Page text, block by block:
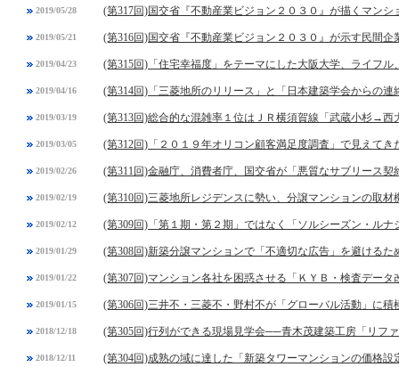
2019/05/28 (第317回)国交省『不動産業ビジョン２０３０』が描くマン
2019/05/21 (第316回)国交省『不動産業ビジョン２０３０』が示す民間企
2019/04/23 (第315回)「住宅幸福度」をテーマにした大阪大学、ライフル
2019/04/16 (第314回)「三菱地所のリリース」と「日本建築学会からの
2019/03/19 (第313回)総合的な混雑率１位はＪＲ横須賀線「武蔵小杉→西
2019/03/05 (第312回)「２０１９年オリコン顧客満足度調査」で見えてき
2019/02/26 (第311回)金融庁、消費者庁、国交省が「悪質なサブリース契
2019/02/19 (第310回)三菱地所レジデンスに勢い、分譲マンションの取材
2019/02/12 (第309回)「第１期・第２期」ではなく「ソルシーズン・ルナ
2019/01/29 (第308回)新築分譲マンションで「不適切な広告」を避けるた
2019/01/22 (第307回)マンション各社を困惑させる「ＫＹＢ・検査データ
2019/01/15 (第306回)三井不・三菱不・野村不が「グローバル活動」に積
2018/12/18 (第305回)行列ができる現場見学会──青木茂建築工房「リフ
2018/12/11 (第304回)成熟の域に達した「新築タワーマンションの価格設